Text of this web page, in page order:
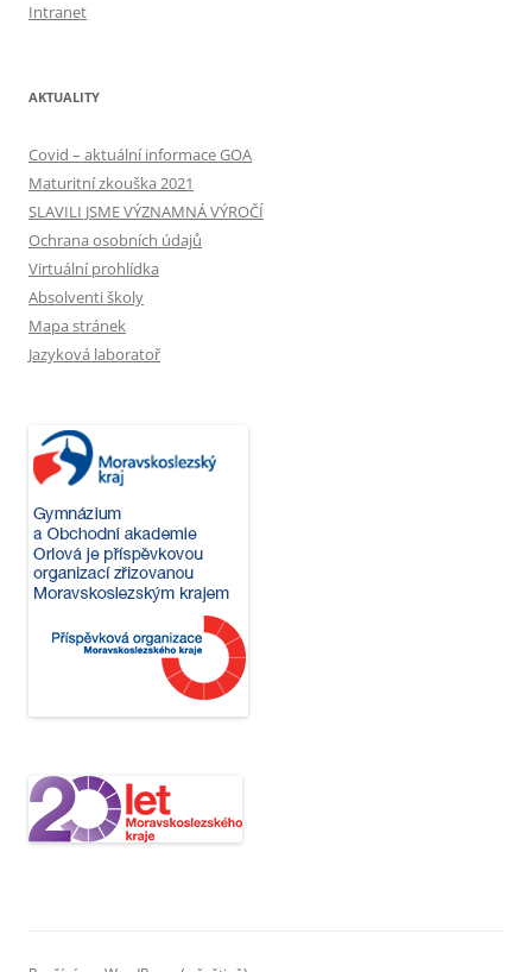
Intranet
AKTUALITY
Covid – aktuální informace GOA
Maturitní zkouška 2021
SLAVILI JSME VÝZNAMNÁ VÝROČÍ
Ochrana osobních údajů
Virtuální prohlídka
Absolventi školy
Mapa stránek
Jazyková laboratoř